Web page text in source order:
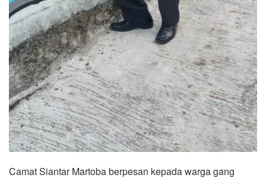
Camat Siantar Martoba berpesan kepada warga gang